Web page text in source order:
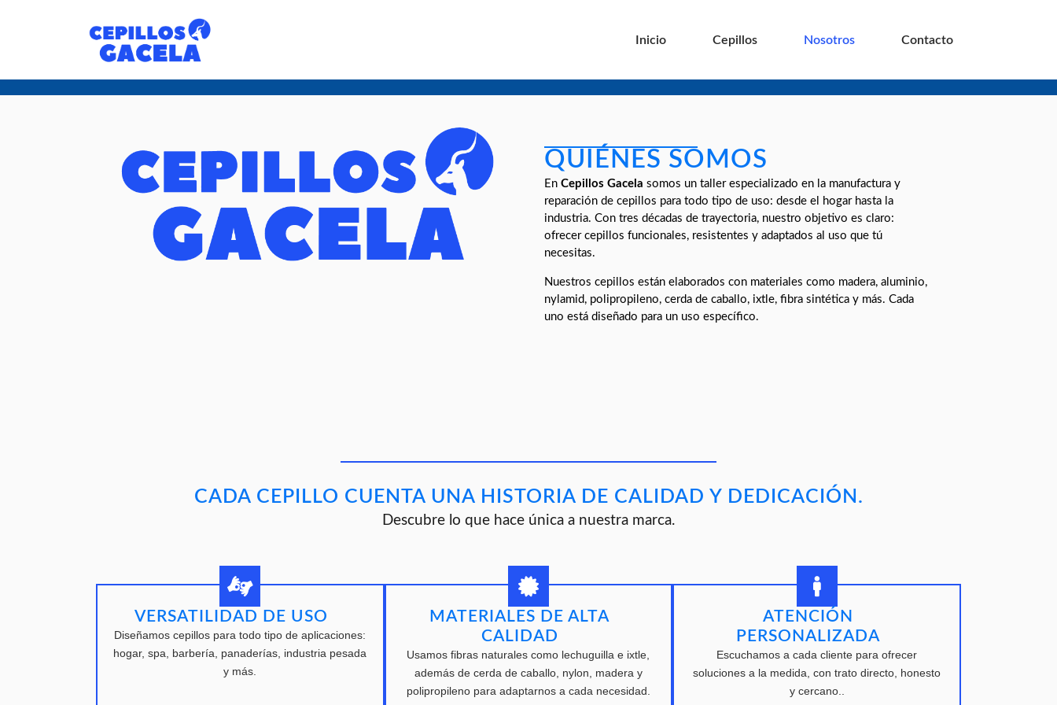
Inicio Cepillos Nosotros Contacto
QUIÉNES SOMOS
En Cepillos Gacela somos un taller especializado en la manufactura y
reparación de cepillos para todo tipo de uso: desde el hogar hasta la
industria. Con tres décadas de trayectoria, nuestro objetivo es claro:
ofrecer cepillos funcionales, resistentes y adaptados al uso que tú
necesitas.
Nuestros cepillos están elaborados con materiales como madera, aluminio,
nylamid, polipropileno, cerda de caballo, ixtle, fibra sintética y más. Cada
uno está diseñado para un uso específico.
CADA CEPILLO CUENTA UNA HISTORIA DE CALIDAD Y DEDICACIÓN.
Descubre lo que hace única a nuestra marca.
VERSATILIDAD DE USO
Diseñamos cepillos para todo tipo de aplicaciones:
hogar, spa, barbería, panaderías, industria pesada
y más.
MATERIALES DE ALTA
CALIDAD
Usamos fibras naturales como lechuguilla e ixtle,
además de cerda de caballo, nylon, madera y
polipropileno para adaptarnos a cada necesidad.
ATENCIÓN
PERSONALIZADA
Escuchamos a cada cliente para ofrecer
soluciones a la medida, con trato directo, honesto
y cercano..